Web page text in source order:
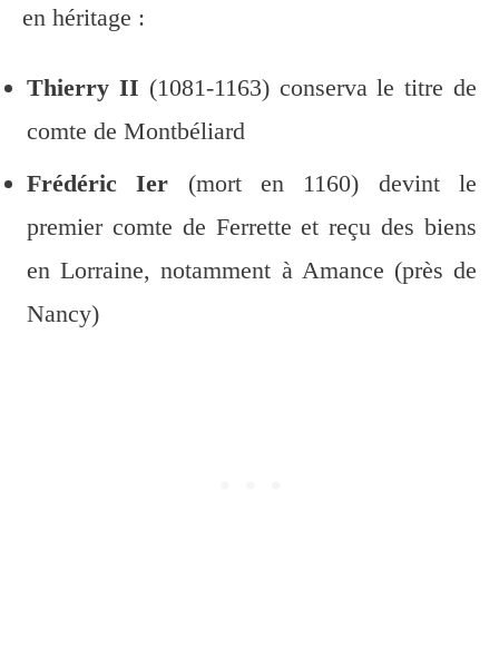
en héritage :
Thierry II (1081-1163) conserva le titre de
comte de Montbéliard
Frédéric Ier (mort en 1160) devint le
premier comte de Ferrette et reçu des biens
en Lorraine, notamment à Amance (près de
Nancy)